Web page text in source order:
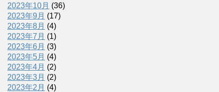
2023年10月 (36)
2023年9月 (17)
2023年8月 (4)
2023年7月 (1)
2023年6月 (3)
2023年5月 (4)
2023年4月 (2)
2023年3月 (2)
2023年2月 (4)